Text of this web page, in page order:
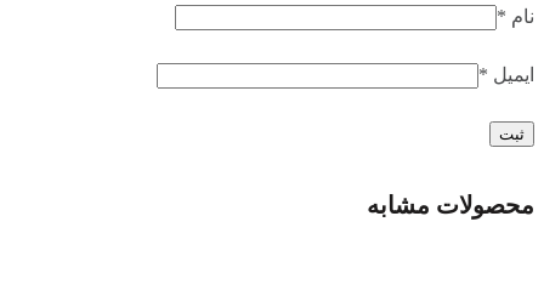
نام *
ایمیل *
محصولات مشابه